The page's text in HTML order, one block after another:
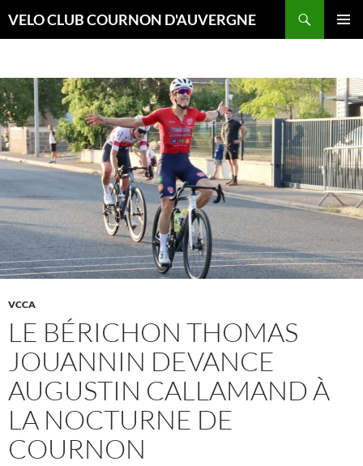
auVELO CLUB COURNON D'AUVERGNE
VCCA
LE BÉRICHON THOMAS
JOUANNIN DEVANCE
AUGUSTIN CALLAMAND À
LA NOCTURNE DE
COURNON